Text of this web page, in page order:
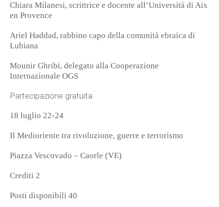
Chiara Milanesi, scrittrice e docente all’Università di Aix
en Provence
Ariel Haddad, rabbino capo della comunità ebraica di
Lubiana
Mounir Ghribi, delegato alla Cooperazione
Internazionale OGS
Partecipazione gratuita
18 luglio 22-24
Il Medioriente tra rivoluzione, guerre e terrorismo
Piazza Vescovado – Caorle (VE)
Crediti 2
Posti disponibili 40